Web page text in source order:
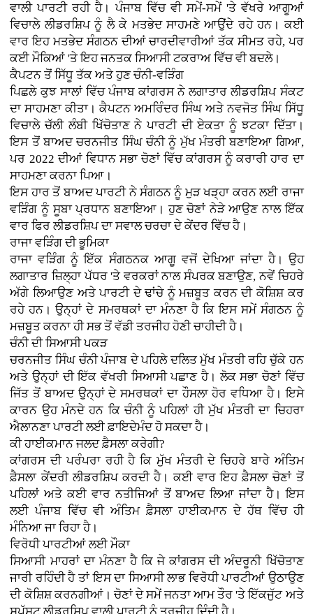
ਵਾਲੀ ਪਾਰਟੀ ਰਹੀ ਹੈ। ਪੰਜਾਬ ਵਿੱਚ ਵੀ ਸਮੇਂ-ਸਮੇਂ 'ਤੇ ਵੱਖਰੇ ਆਗੂਆਂ
ਵਿਚਾਲੇ ਲੀਡਰਸ਼ਿਪ ਨੂੰ ਲੈ ਕੇ ਮਤਭੇਦ ਸਾਹਮਣੇ ਆਉਂਦੇ ਰਹੇ ਹਨ। ਕਈ
ਵਾਰ ਇਹ ਮਤਭੇਦ ਸੰਗਠਨ ਦੀਆਂ ਚਾਰਦੀਵਾਰੀਆਂ ਤੱਕ ਸੀਮਤ ਰਹੇ, ਪਰ
ਕਈ ਮੌਕਿਆਂ 'ਤੇ ਇਹ ਜਨਤਕ ਸਿਆਸੀ ਟਕਰਾਅ ਵਿੱਚ ਵੀ ਬਦਲੇ।
ਕੈਪਟਨ ਤੋਂ ਸਿੱਧੂ ਤੱਕ ਅਤੇ ਹੁਣ ਚੰਨੀ-ਵੜਿੰਗ
ਪਿਛਲੇ ਕੁਝ ਸਾਲਾਂ ਵਿੱਚ ਪੰਜਾਬ ਕਾਂਗਰਸ ਨੇ ਲਗਾਤਾਰ ਲੀਡਰਸ਼ਿਪ ਸੰਕਟ
ਦਾ ਸਾਹਮਣਾ ਕੀਤਾ। ਕੈਪਟਨ ਅਮਰਿੰਦਰ ਸਿੰਘ ਅਤੇ ਨਵਜੋਤ ਸਿੰਘ ਸਿੱਧੂ
ਵਿਚਾਲੇ ਚੱਲੀ ਲੰਬੀ ਖਿੱਚੋਤਾਣ ਨੇ ਪਾਰਟੀ ਦੀ ਏਕਤਾ ਨੂੰ ਝਟਕਾ ਦਿੱਤਾ।
ਇਸ ਤੋਂ ਬਾਅਦ ਚਰਨਜੀਤ ਸਿੰਘ ਚੰਨੀ ਨੂੰ ਮੁੱਖ ਮੰਤਰੀ ਬਣਾਇਆ ਗਿਆ,
ਪਰ 2022 ਦੀਆਂ ਵਿਧਾਨ ਸਭਾ ਚੋਣਾਂ ਵਿੱਚ ਕਾਂਗਰਸ ਨੂੰ ਕਰਾਰੀ ਹਾਰ ਦਾ
ਸਾਹਮਣਾ ਕਰਨਾ ਪਿਆ।
ਇਸ ਹਾਰ ਤੋਂ ਬਾਅਦ ਪਾਰਟੀ ਨੇ ਸੰਗਠਨ ਨੂੰ ਮੁੜ ਖੜ੍ਹਾ ਕਰਨ ਲਈ ਰਾਜਾ
ਵੜਿੰਗ ਨੂੰ ਸੂਬਾ ਪ੍ਰਧਾਨ ਬਣਾਇਆ। ਹੁਣ ਚੋਣਾਂ ਨੇੜੇ ਆਉਣ ਨਾਲ ਇੱਕ
ਵਾਰ ਫਿਰ ਲੀਡਰਸ਼ਿਪ ਦਾ ਸਵਾਲ ਚਰਚਾ ਦੇ ਕੇਂਦਰ ਵਿੱਚ ਹੈ।
ਰਾਜਾ ਵੜਿੰਗ ਦੀ ਭੂਮਿਕਾ
ਰਾਜਾ ਵੜਿੰਗ ਨੂੰ ਇੱਕ ਸੰਗਠਨਕ ਆਗੂ ਵਜੋਂ ਦੇਖਿਆ ਜਾਂਦਾ ਹੈ। ਉਹ
ਲਗਾਤਾਰ ਜ਼ਿਲ੍ਹਾ ਪੱਧਰ 'ਤੇ ਵਰਕਰਾਂ ਨਾਲ ਸੰਪਰਕ ਬਣਾਉਣ, ਨਵੇਂ ਚਿਹਰੇ
ਅੱਗੇ ਲਿਆਉਣ ਅਤੇ ਪਾਰਟੀ ਦੇ ਢਾਂਚੇ ਨੂੰ ਮਜ਼ਬੂਤ ਕਰਨ ਦੀ ਕੋਸ਼ਿਸ਼ ਕਰ
ਰਹੇ ਹਨ। ਉਨ੍ਹਾਂ ਦੇ ਸਮਰਥਕਾਂ ਦਾ ਮੰਨਣਾ ਹੈ ਕਿ ਇਸ ਸਮੇਂ ਸੰਗਠਨ ਨੂੰ
ਮਜ਼ਬੂਤ ਕਰਨਾ ਹੀ ਸਭ ਤੋਂ ਵੱਡੀ ਤਰਜੀਹ ਹੋਣੀ ਚਾਹੀਦੀ ਹੈ।
ਚੰਨੀ ਦੀ ਸਿਆਸੀ ਪਕੜ
ਚਰਨਜੀਤ ਸਿੰਘ ਚੰਨੀ ਪੰਜਾਬ ਦੇ ਪਹਿਲੇ ਦਲਿਤ ਮੁੱਖ ਮੰਤਰੀ ਰਹਿ ਚੁੱਕੇ ਹਨ
ਅਤੇ ਉਨ੍ਹਾਂ ਦੀ ਇੱਕ ਵੱਖਰੀ ਸਿਆਸੀ ਪਛਾਣ ਹੈ। ਲੋਕ ਸਭਾ ਚੋਣਾਂ ਵਿੱਚ
ਜਿੱਤ ਤੋਂ ਬਾਅਦ ਉਨ੍ਹਾਂ ਦੇ ਸਮਰਥਕਾਂ ਦਾ ਹੌਸਲਾ ਹੋਰ ਵਧਿਆ ਹੈ। ਇਸੇ
ਕਾਰਨ ਉਹ ਮੰਨਦੇ ਹਨ ਕਿ ਚੰਨੀ ਨੂੰ ਪਹਿਲਾਂ ਹੀ ਮੁੱਖ ਮੰਤਰੀ ਦਾ ਚਿਹਰਾ
ਐਲਾਨਣਾ ਪਾਰਟੀ ਲਈ ਫ਼ਾਇਦੇਮੰਦ ਹੋ ਸਕਦਾ ਹੈ।
ਕੀ ਹਾਈਕਮਾਨ ਜਲਦ ਫ਼ੈਸਲਾ ਕਰੇਗੀ?
ਕਾਂਗਰਸ ਦੀ ਪਰੰਪਰਾ ਰਹੀ ਹੈ ਕਿ ਮੁੱਖ ਮੰਤਰੀ ਦੇ ਚਿਹਰੇ ਬਾਰੇ ਅੰਤਿਮ
ਫ਼ੈਸਲਾ ਕੇਂਦਰੀ ਲੀਡਰਸ਼ਿਪ ਕਰਦੀ ਹੈ। ਕਈ ਵਾਰ ਇਹ ਫ਼ੈਸਲਾ ਚੋਣਾਂ ਤੋਂ
ਪਹਿਲਾਂ ਅਤੇ ਕਈ ਵਾਰ ਨਤੀਜਿਆਂ ਤੋਂ ਬਾਅਦ ਲਿਆ ਜਾਂਦਾ ਹੈ। ਇਸ
ਲਈ ਪੰਜਾਬ ਵਿੱਚ ਵੀ ਅੰਤਿਮ ਫ਼ੈਸਲਾ ਹਾਈਕਮਾਨ ਦੇ ਹੱਥ ਵਿੱਚ ਹੀ
ਮੰਨਿਆ ਜਾ ਰਿਹਾ ਹੈ।
ਵਿਰੋਧੀ ਪਾਰਟੀਆਂ ਲਈ ਮੌਕਾ
ਸਿਆਸੀ ਮਾਹਰਾਂ ਦਾ ਮੰਨਣਾ ਹੈ ਕਿ ਜੇ ਕਾਂਗਰਸ ਦੀ ਅੰਦਰੂਨੀ ਖਿੱਚੋਤਾਣ
ਜਾਰੀ ਰਹਿੰਦੀ ਹੈ ਤਾਂ ਇਸ ਦਾ ਸਿਆਸੀ ਲਾਭ ਵਿਰੋਧੀ ਪਾਰਟੀਆਂ ਉਠਾਉਣ
ਦੀ ਕੋਸ਼ਿਸ਼ ਕਰਨਗੀਆਂ। ਚੋਣਾਂ ਦੇ ਸਮੇਂ ਜਨਤਾ ਆਮ ਤੌਰ 'ਤੇ ਇੱਕਜੁੱਟ ਅਤੇ